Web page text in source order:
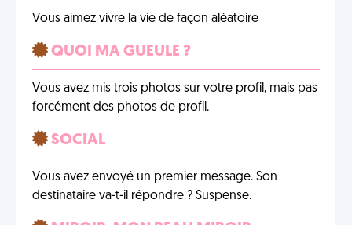
Vous aimez vivre la vie de façon aléatoire
QUOI MA GUEULE ?
Vous avez mis trois photos sur votre profil, mais pas
forcément des photos de profil.
SOCIAL
Vous avez envoyé un premier message. Son
destinataire va-t-il répondre ? Suspense.